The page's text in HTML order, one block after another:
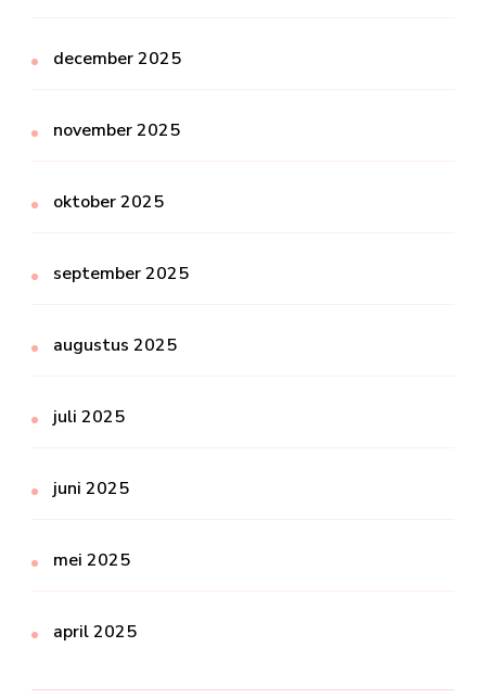
december 2025
november 2025
oktober 2025
september 2025
augustus 2025
juli 2025
juni 2025
mei 2025
april 2025